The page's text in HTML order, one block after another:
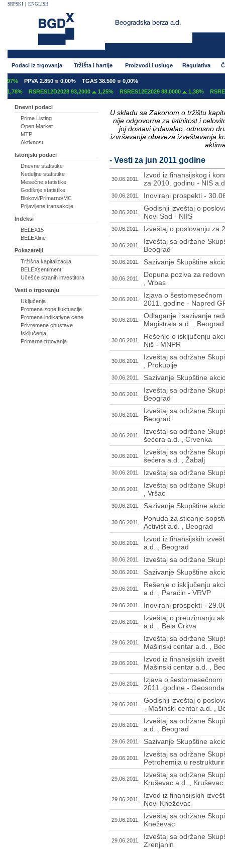
SRPSKI ENGLISH
Podaci iz trgovanja Tržišta i hartije Proizvodi i usluge Regulativa
2.850 0,00% TGAS 38.500
0,00%
RSRES12D2028 93,2000
1,25% RSRES12E2029 88,0000 1,38%
Dnevni podaci
Prime Listing
Open Market
MTP
Aktivnost
Istorijski podaci
Dnevne statistike
Nedeljne statistike
Mesečne statistike
Godišnje statistike
Blokovi/Primarno/MC
Prijavljene transakcije
Indeksi
BELEX15
BELEXline
Pokazatelji
Tržišna kapitalizacija
BELEXsentiment
Učešće stranih investitora
Vesti o trgovanju
Uključenja
Promena zone fluktuacije
Promena indikativne cene
Privremene obustave
Isključenja
Primarna trgovanja
U skladu sa Zakonom o tržištu
nije odgovorna za istinitost i
joj dostavi izdavalac, odnosno
izvršavanja obaveza izveštavanja
- Vesti za jun 2011 godine
30.06.2011.
Izvod iz finansijskog i
za 2010. godinu - NIS
30.06.2011. Inovirani prospekti -
30.06.2011.
Godisnji izveštaj o
Novi Sad - NIIS
30.06.2011. Izveštaj o poslovanju za
30.06.2011.
Izveštaj sa održane
Beograd
30.06.2011. Sazivanje Skupštine
30.06.2011.
Dopuna poziva za
, Vrbas
30.06.2011.
Izjava o
2011. godine - Napred
30.06.2011.
Odlaganje i sazivanje
Magistrala a.d. , Beograd
30.06.2011.
Rešenje o isključenju
Niš - MNPR
30.06.2011.
Izveštaj sa održane
, Prokuplje
30.06.2011. Sazivanje Skupštine
30.06.2011.
Izveštaj sa održane
Beograd
30.06.2011.
Izveštaj sa održane
Beograd
30.06.2011.
Izveštaj sa održane
šećera a.d. , Crvenka
30.06.2011.
Izveštaj sa održane
šećera a.d. , Žabalj
30.06.2011. Izveštaj sa održane
30.06.2011.
Izveštaj sa održane
, Vršac
30.06.2011. Sazivanje Skupštine
30.06.2011.
Ponuda za sticanje
Activist a.d. , Beograd
30.06.2011.
Izvod iz finansijskih
a.d. , Beograd
30.06.2011. Izveštaj sa održane
30.06.2011. Sazivanje Skupštine
29.06.2011.
Rešenje o isključenju
a.d. , Paraćin - VRVP
29.06.2011. Inovirani prospekti -
29.06.2011.
Izveštaj o preuzimanju
a.d. , Bela Crkva
29.06.2011.
Izveštaj sa održane
Mašinski centar a.d. ,
29.06.2011.
Izvod iz finansijskih
Mašinski centar a.d. ,
29.06.2011.
Izjava o
2011. godine -
29.06.2011.
Godisnji izveštaj o
- Mašinski centar a.d. ,
29.06.2011.
Izveštaj sa održane
a.d. , Beograd
29.06.2011. Sazivanje Skupštine
29.06.2011.
Izveštaj sa održane
Petrohemija u
29.06.2011.
Izveštaj sa održane
Kruševac a.d. , Kruševac
29.06.2011.
Izvod iz finansijskih
Novi Kneževac
29.06.2011.
Izveštaj sa održane
Kneževac
29.06.2011.
Izveštaj sa održane
Zrenjanin